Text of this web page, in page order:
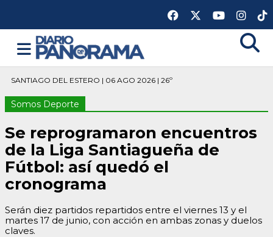
SANTIAGO DEL ESTERO | 06 AGO 2026 | 26º
Somos Deporte
Se reprogramaron encuentros
de la Liga Santiagueña de
Fútbol: así quedó el
cronograma
Serán diez partidos repartidos entre el viernes 13 y el
martes 17 de junio, con acción en ambas zonas y duelos
claves.